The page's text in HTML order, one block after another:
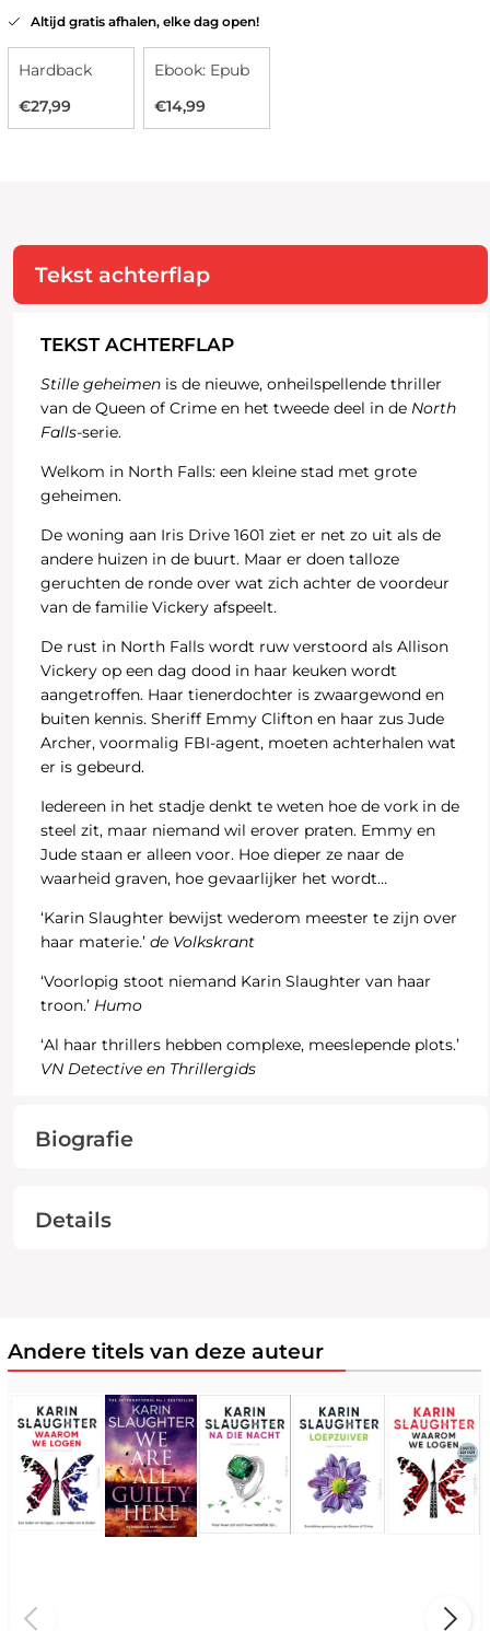
Altijd gratis afhalen, elke dag open!
Hardback
€27,99
Ebook: Epub
€14,99
Tekst achterflap
TEKST ACHTERFLAP
Stille geheimen is de nieuwe, onheilspellende thriller
van de Queen of Crime en het tweede deel in de North
Falls-serie.
Welkom in North Falls: een kleine stad met grote
geheimen.
De woning aan Iris Drive 1601 ziet er net zo uit als de
andere huizen in de buurt. Maar er doen talloze
geruchten de ronde over wat zich achter de voordeur
van de familie Vickery afspeelt.
De rust in North Falls wordt ruw verstoord als Allison
Vickery op een dag dood in haar keuken wordt
aangetroffen. Haar tienerdochter is zwaargewond en
buiten kennis. Sheriff Emmy Clifton en haar zus Jude
Archer, voormalig FBI-agent, moeten achterhalen wat
er is gebeurd.
Iedereen in het stadje denkt te weten hoe de vork in de
steel zit, maar niemand wil erover praten. Emmy en
Jude staan er alleen voor. Hoe dieper ze naar de
waarheid graven, hoe gevaarlijker het wordt…
‘Karin Slaughter bewijst wederom meester te zijn over
haar materie.’ de Volkskrant
‘Voorlopig stoot niemand Karin Slaughter van haar
troon.’ Humo
‘Al haar thrillers hebben complexe, meeslepende plots.’
VN Detective en Thrillergids
Biografie
Details
Andere titels van deze auteur